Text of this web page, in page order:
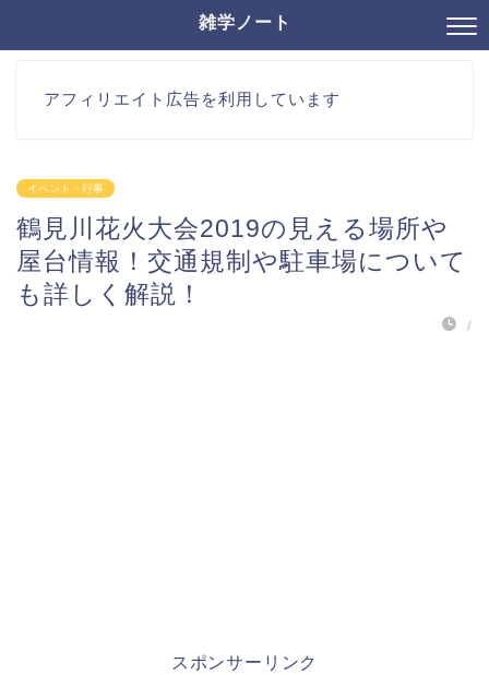
雑学ノート
アフィリエイト広告を利用しています
イベント・行事
鶴見川花火大会2019の見える場所や
屋台情報！交通規制や駐車場について
も詳しく解説！
/
スポンサーリンク